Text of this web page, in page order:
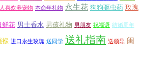
喜欢养宠物 本命年礼物 永生花 狗狗驱虫药 玫瑰
鲜花 男士香水 男孩礼物 男朋友 祝福语 结婚周年
褓 进口永生玫瑰 送同学 送礼指南 送领导 闺